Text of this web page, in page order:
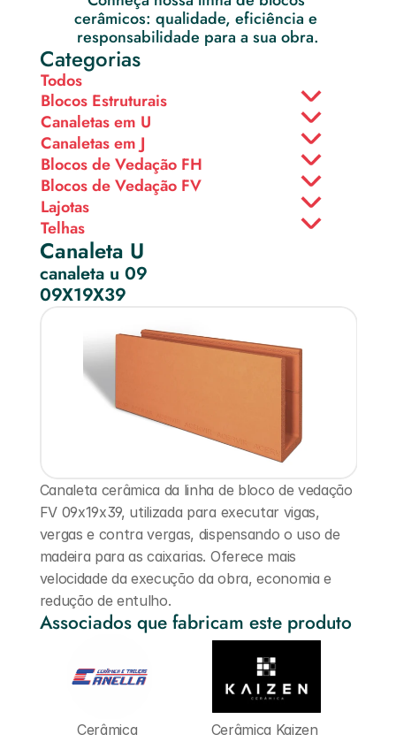
cerâmicos: qualidade, eficiência e
responsabilidade para a sua obra.
Categorias
Todos
Blocos Estruturais
Canaletas em U
Canaletas em J
Blocos de Vedação FH
Blocos de Vedação FV
Lajotas
Telhas
Canaleta U
canaleta u 09
09X19X39
Associados que fabricam este produto
Canaleta cerâmica da linha de bloco de vedação
FV 09x19x39, utilizada para executar vigas,
vergas e contra vergas, dispensando o uso de
madeira para as caixarias. Oferece mais
velocidade da execução da obra, economia e
redução de entulho.
Cerâmica
Cerâmica Kaizen